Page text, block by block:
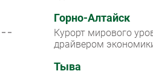
Горно-Алтайск
Курорт мирового
драйвером
Тыва